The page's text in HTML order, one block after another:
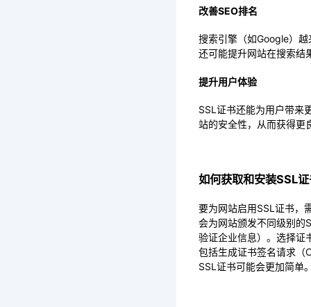
改善SEO排名
搜索引擎（如Google）
还可能提升网站在搜索结
提升用户体验
SSL证书还能为用户带来
站的安全性，从而获得更
如何获取和安装SSL
要为网站启用SSL证书，
会为网站颁发不同级别的
验证企业信息）。选择证
包括生成证书签名请求（
SSL证书可能会更加简单